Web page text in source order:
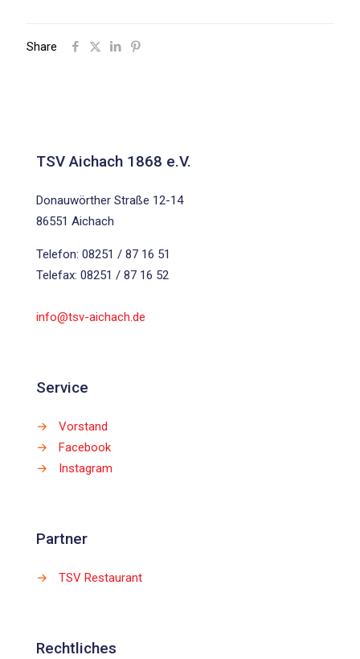
Share
TSV Aichach 1868 e.V.
Donauwörther Straße 12-14
86551 Aichach
Telefon: 08251 / 87 16 51
Telefax: 08251 / 87 16 52
info@tsv-aichach.de
Service
→
Vorstand
→
Facebook
→
Instagram
Partner
→ TSV Restaurant
Rechtliches